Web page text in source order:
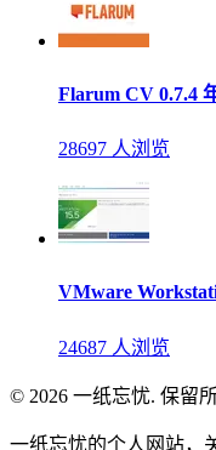
Flarum CV 0.7.4
28697 人浏览
VMware
24687 人浏览
© 2026 一纸忘忧. 保留
一纸忘忧的个人网站，